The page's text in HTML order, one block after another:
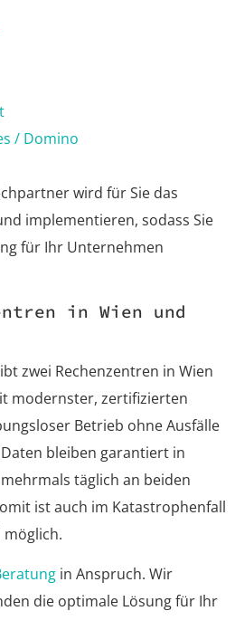
/ Domino
wird für Sie das
implementieren, sodass Sie
für Ihr Unternehmen
in Wien und
zwei Rechenzentren in Wien
modernster, zertifizierten
Betrieb ohne Ausfälle
bleiben garantiert in
täglich an beiden
ist auch im Katastrophenfall
möglich.
in Anspruch. Wir
die optimale Lösung für Ihr